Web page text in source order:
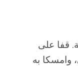
قفا على
وامسكا به